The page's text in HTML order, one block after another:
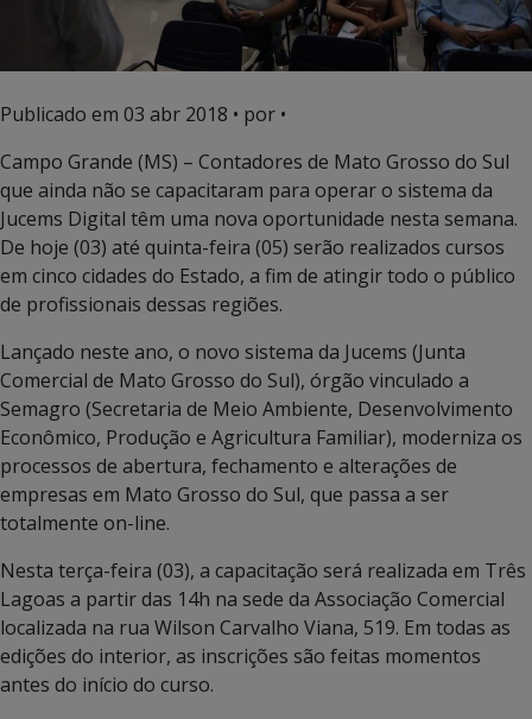
Publicado em 03 abr 2018 • por •
Campo Grande (MS) – Contadores de Mato Grosso do Sul
que ainda não se capacitaram para operar o sistema da
Jucems Digital têm uma nova oportunidade nesta semana.
De hoje (03) até quinta-feira (05) serão realizados cursos
em cinco cidades do Estado, a fim de atingir todo o público
de profissionais dessas regiões.
Lançado neste ano, o novo sistema da Jucems (Junta
Comercial de Mato Grosso do Sul), órgão vinculado a
Semagro (Secretaria de Meio Ambiente, Desenvolvimento
Econômico, Produção e Agricultura Familiar), moderniza os
processos de abertura, fechamento e alterações de
empresas em Mato Grosso do Sul, que passa a ser
totalmente on-line.
Nesta terça-feira (03), a capacitação será realizada em Três
Lagoas a partir das 14h na sede da Associação Comercial
localizada na rua Wilson Carvalho Viana, 519. Em todas as
edições do interior, as inscrições são feitas momentos
antes do início do curso.